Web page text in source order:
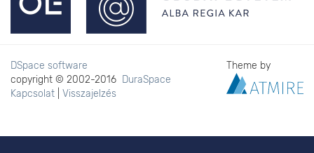
DSpace software
copyright © 2002-2016 DuraSpace
Kapcsolat
Visszajelzés
Theme by